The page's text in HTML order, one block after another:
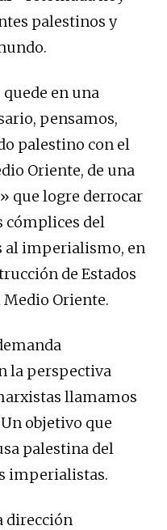
palestinos y
en una
pensamos,
palestino con el
Oriente, de una
que logre derrocar
cómplices del
al imperialismo, en
de Estados
Medio Oriente.
la perspectiva
llamamos
objetivo que
palestina del
imperialistas.
dirección